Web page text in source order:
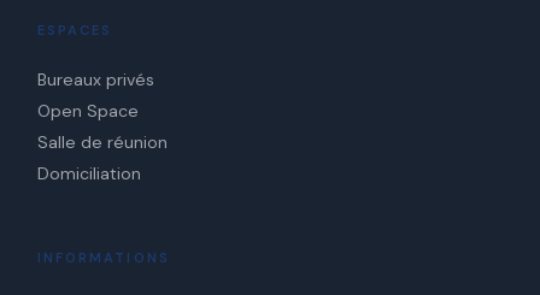
ESPACES
Bureaux privés
Open Space
Salle de réunion
Domiciliation
INFORMATIONS